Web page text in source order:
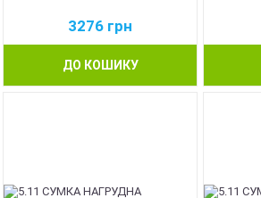
3276 грн
ДО КОШИКУ